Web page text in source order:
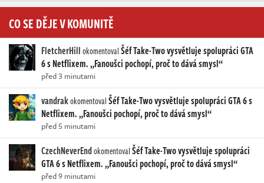
CO SE DĚJE V KOMUNITĚ
FletcherHillokomentovalŠéf Take-Two vysvětluje spolupráci GTA
6 s Netflixem. „Fanoušci pochopí, proč to dává smysl“
před 3 minutami
vandrakokomentovalŠéf Take-Two vysvětluje spolupráci GTA 6 s
Netflixem. „Fanoušci pochopí, proč to dává smysl“
před 5 minutami
CzechNeverEndokomentovalŠéf Take-Two vysvětluje spolupráci
GTA 6 s Netflixem. „Fanoušci pochopí, proč to dává smysl“
před 9 minutami